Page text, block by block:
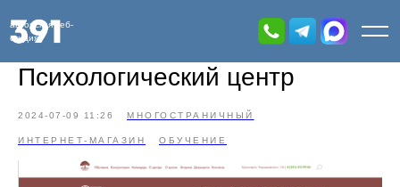
авторская веб-
студия
Психологический центр
2024-07-09 11:26 МНОГОСТРАНИЧНЫЙ
ИНТЕРНЕТ-МАГАЗИН ОБУЧЕНИЕ